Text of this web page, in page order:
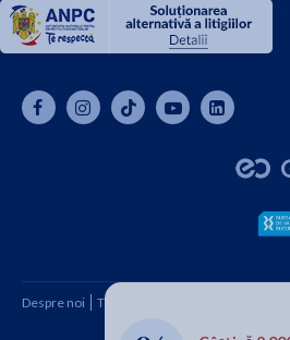
Despre noi Termeni și condiții